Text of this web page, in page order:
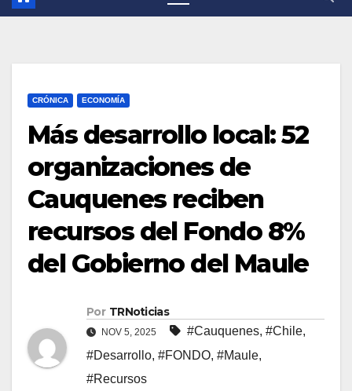
CRÓNICA ECONOMÍA
Más desarrollo local: 52
organizaciones de
Cauquenes reciben
recursos del Fondo 8%
del Gobierno del Maule
Por TRNoticias
NOV 5, 2025 #Cauquenes, #Chile,
#Desarrollo, #FONDO, #Maule,
#Recursos